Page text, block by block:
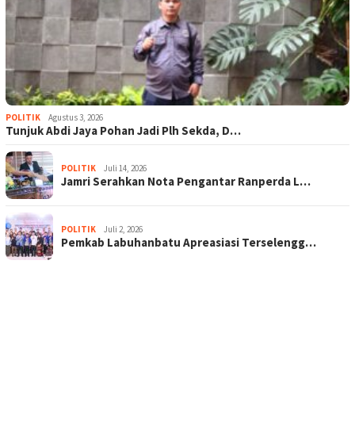
POLITIK Agustus 3, 2026
Tunjuk Abdi Jaya Pohan Jadi Plh Sekda, D…
POLITIK Juli 14, 2026
Jamri Serahkan Nota Pengantar Ranperda L…
POLITIK Juli 2, 2026
Pemkab Labuhanbatu Apreasiasi Terselengg…